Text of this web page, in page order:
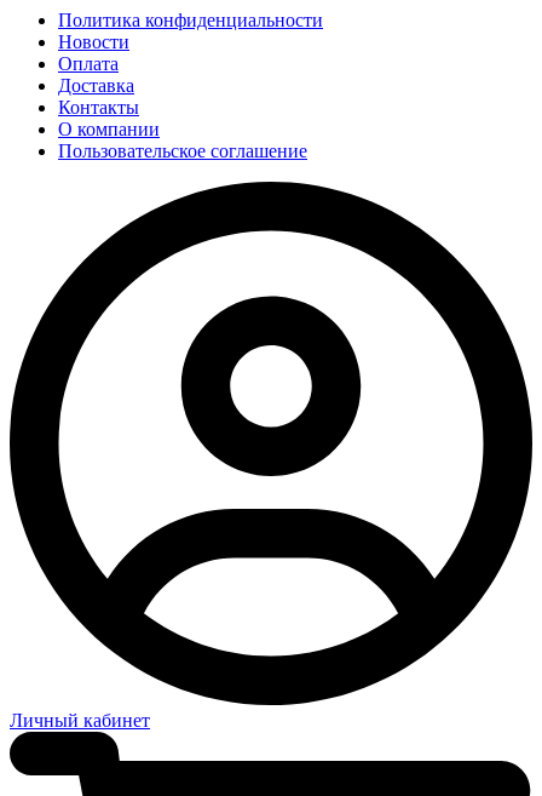
Политика конфиденциальности
Новости
Оплата
Доставка
Контакты
О компании
Пользовательское соглашение
Личный кабинет